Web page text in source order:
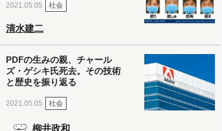
2021.05.05 社会
清水建二
PDFの生みの親、チャール
ズ・ゲシキ氏死去。その技術
と歴史を振り返る
2021.05.05 社会
柳井政和